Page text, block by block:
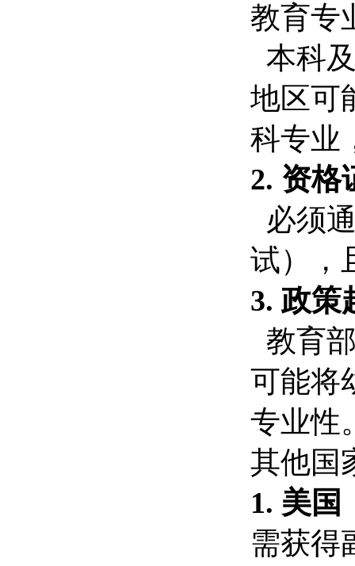
教育
本科
地区可
科专业
2. 资格
必须
试），
3. 政策
教育
可能将
专业性
其他国
1. 美国
需获得